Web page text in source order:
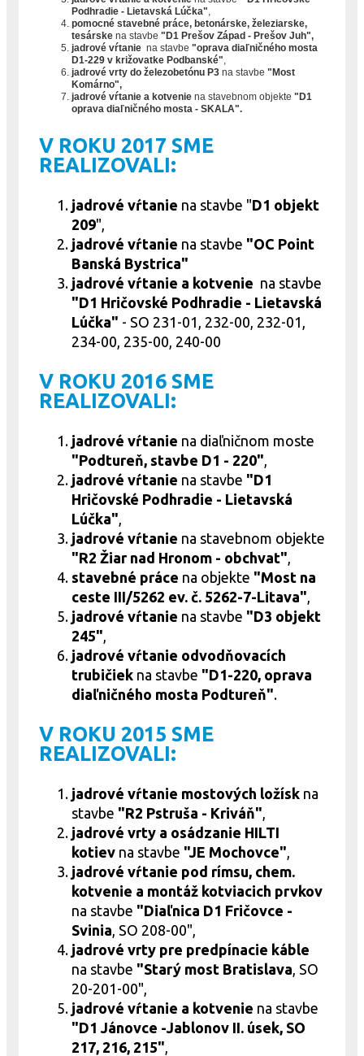
Podhradie - Lietavská Lúčka"
pomocné stavebné práce, betonárske, železiarske,
tesárske na stavbe "D1 Prešov Západ - Prešov Juh",
jadrové vŕtanie na stavbe "oprava diaľničného mosta
D1-229 v križovatke Podbanské"
jadrové vrty do železobetónu P3 na stavbe "Most
Komárno",
jadrové vŕtanie a kotvenie na stavebnom objekte "D1
oprava diaľničného mosta - SKALA".
V ROKU 2017 SME
REALIZOVALI:
jadrové vŕtanie na stavbe "D1 objekt
209",
jadrové vŕtanie na stavbe "OC Point
Banská Bystrica"
jadrové vŕtanie a kotvenie na stavbe
"D1 Hričovské Podhradie - Lietavská
Lúčka" - SO 231-01, 232-00, 232-01,
234-00, 235-00, 240-00
V ROKU 2016 SME
REALIZOVALI:
jadrové vŕtanie na diaľničnom moste
"Podtureň, stavbe D1 - 220"
jadrové vŕtanie na stavbe "D1
Hričovské Podhradie - Lietavská
Lúčka"
jadrové vŕtanie na stavebnom objekte
"R2 Žiar nad Hronom - obchvat"
stavebné práce na objekte "Most na
ceste III/5262 ev. č. 5262-7-Litava"
jadrové vŕtanie na stavbe "D3 objekt
245"
jadrové vŕtanie odvodňovacích
trubičiek na stavbe "D1-220, oprava
diaľničného mosta Podtureň".
V ROKU 2015 SME
REALIZOVALI:
jadrové vŕtanie mostových ložísk na
stavbe "R2 Pstruša - Kriváň"
jadrové vrty a osádzanie HILTI
kotiev na stavbe "JE Mochovce"
jadrové vŕtanie pod rímsu, chem.
kotvenie a montáž kotviacich prvkov
na stavbe "Diaľnica D1 Fričovce -
Svinia , SO 208-00",
jadrové vrty pre predpínacie káble
na stavbe "Starý most Bratislava , SO
20-201-00",
jadrové vŕtanie a kotvenie na stavbe
"D1 Jánovce -Jablonov II. úsek, SO
217, 216, 215"